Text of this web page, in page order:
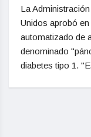
La
Unidos aprobó
automatizado de
denominado
diabetes tipo 1.